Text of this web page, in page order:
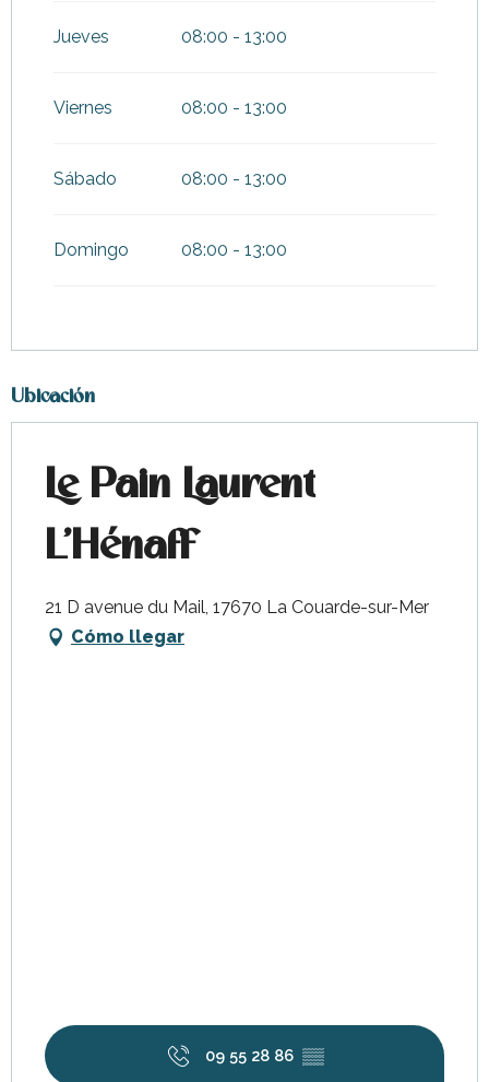
Jueves 08:00 - 13:00
Viernes 08:00 - 13:00
Sábado 08:00 - 13:00
Domingo 08:00 - 13:00
Ubicación
Le Pain Laurent
L'Hénaff
21 D avenue du Mail, 17670 La Couarde-sur-Mer
Cómo llegar
09 55 28 86 ▒▒